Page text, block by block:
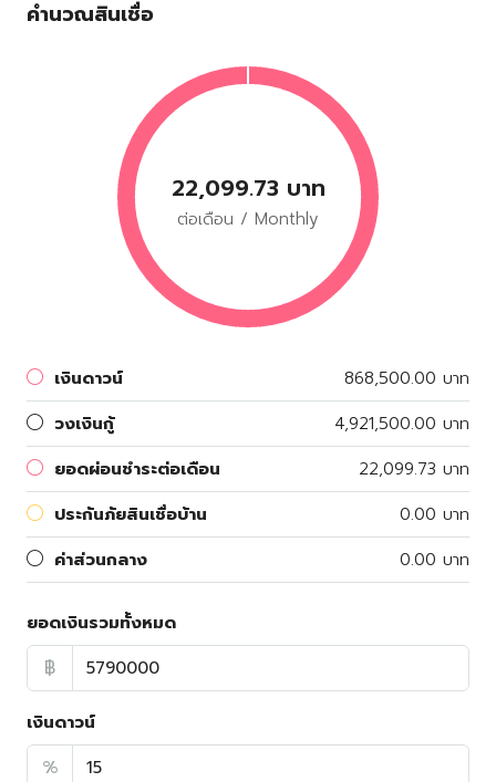
คำนวณสินเชื่อ
22,099.73 บาท
ต่อเดือน / Monthly
เงินดาวน์
868,500.00 บาท
วงเงินกู้
4,921,500.00 บาท
ยอดผ่อนชำระต่อเดือน
22,099.73 บาท
ประกันภัยสินเชื่อบ้าน
0.00 บาท
ค่าส่วนกลาง
0.00 บาท
ยอดเงินรวมทั้งหมด
฿
เงินดาวน์
%